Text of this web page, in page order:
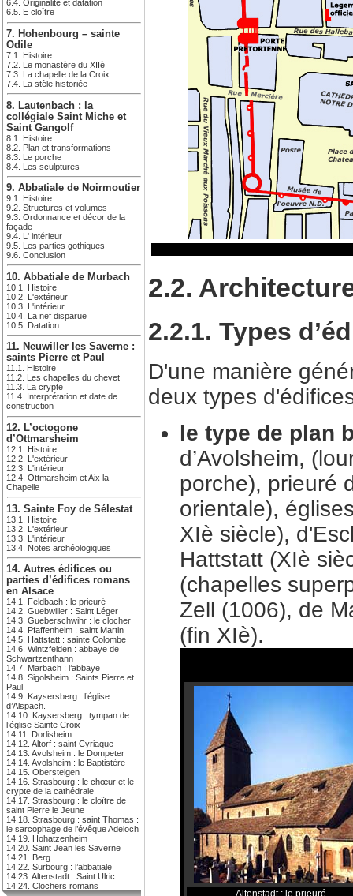
6.4. Originalité et datation
6.5. E cloître
7. Hohenbourg – sainte
Odile
7.1. Histoire
7.2. Le monastère du XIIè
7.3. La chapelle de la Croix
7.4. La stèle historiée
8. Lautenbach : la
collégiale Saint Miche et
Saint Gangolf
8.1. Histoire
8.2. Plan et transformations
8.3. Le porche
8.4. Les sculptures
9. Abbatiale de Noirmoutier
9.1. Histoire
9.2. Structures et volumes
9.3. Ordonnance et décor de la
façade
9.4. L' intérieur
9.5. Les parties gothiques
9.6. Conclusion
10. Abbatiale de Murbach
10.1. Histoire
10.2. L'extérieur
10.3. L'intérieur
10.4. La nef disparue
10.5. Datation
11. Neuwiller les Saverne :
saints Pierre et Paul
11.1. Histoire
11.2. Les chapelles du chevet
11.3. La crypte
11.4. Interprétation et date de
construction
12. L’octogone
d’Ottmarsheim
12.1. Histoire
12.2. L'extérieur
12.3. L'intérieur
12.4. Ottmarsheim et Aix la
Chapelle
13. Sainte Foy de Sélestat
13.1. Histoire
13.2. L'extérieur
13.3. L'intérieur
13.4. Notes archéologiques
14. Autres édifices ou
parties d’édifices romans
en Alsace
14.1. Feldbach : le prieuré
14.2. Guebwiller : Saint Léger
14.3. Gueberschwihr : le clocher
14.4. Pfaffenheim : saint Martin
14.5. Hattstatt : sainte Colombe
14.6. Wintzfelden : abbaye de
Schwartzenthann
14.7. Marbach : l’abbaye
14.8. Sigolsheim : Saints Pierre et
Paul
14.9. Kaysersberg : l’église
d’Alspach.
14.10. Kaysersberg : tympan de
l’église Sainte Croix
14.11. Dorlisheim
14.12. Altorf : saint Cyriaque
14.13. Avolsheim : le Dompeter
14.14. Avolsheim : le Baptistère
14.15. Obersteigen
14.16. Strasbourg : le chœur et le
crypte de la cathédrale
14.17. Strasbourg : le cloître de
saint Pierre le Jeune
14.18. Strasbourg : saint Thomas :
le sarcophage de l’évêque Adeloch
14.19. Hohatzenheim
14.20. Saint Jean les Saverne
14.21. Berg
14.22. Surbourg : l’abbatiale
14.23. Altenstadt : Saint Ulric
14.24. Clochers romans
2.2.
2.2.1. Types
D'une manière
deux types
le type de plan
d’Avolsheim,
porche), prieuré
orientale),
XIè siècle),
Hattstatt (XIè
(chapelles
Zell (1006), de
(fin XIè).